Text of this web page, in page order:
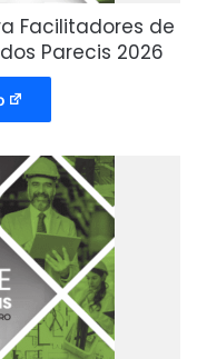
Facilitadores de
Parecis 2026